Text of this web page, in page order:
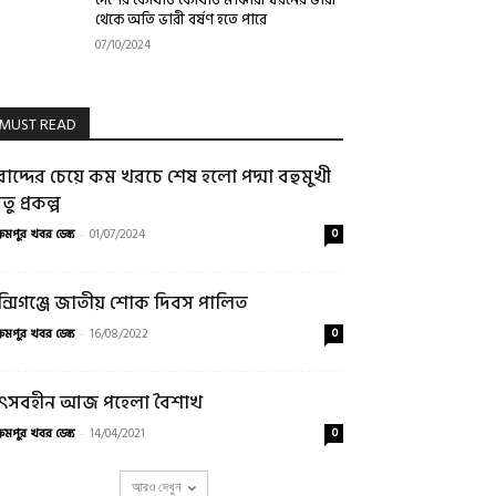
থেকে অতি ভারী বর্ষণ হতে পারে
07/10/2024
MUST READ
চেয়ে কম খরচে শেষ হলো পদ্মা বহুমুখী
প্রকল্প
খবর ডেস্ক - 01/07/2024 0
জাতীয় শোক দিবস পালিত
খবর ডেস্ক - 16/08/2022 0
আজ পহেলা বৈশাখ
খবর ডেস্ক - 14/04/2021 0
আরও দেখুন